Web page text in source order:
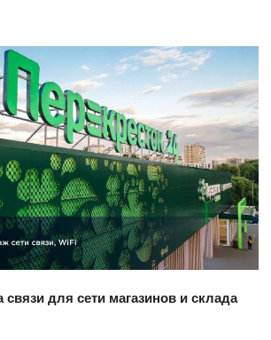
Смотреть проект
связи для сети магазинов и склада